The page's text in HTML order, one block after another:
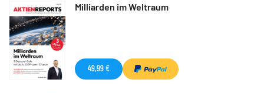
Milliarden im Weltraum
49,99 €